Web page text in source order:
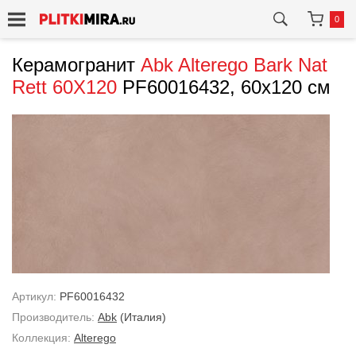
0
Керамогранит Abk Alterego Bark Nat
Rett 60X120 PF60016432, 60x120 см
Артикул: PF60016432
Производитель: Abk (Италия)
Коллекция: Alterego